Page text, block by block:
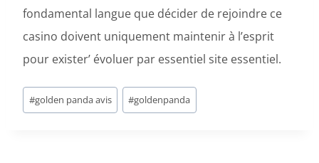
fondamental langue que décider de rejoindre ce
casino doivent uniquement maintenir à l’esprit
pour exister’ évoluer par essentiel site essentiel.
Post
Tags:
#golden panda avis #goldenpanda